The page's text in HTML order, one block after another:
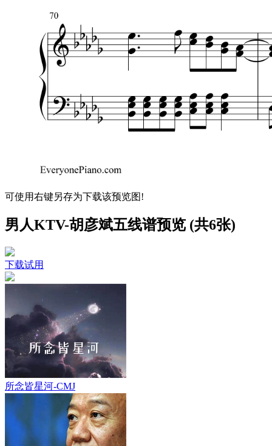
可使用右键另存为下载该预览图!
男人KTV-胡彦斌五线谱预览 (共6张)
下载试用
所念皆星河-CMJ